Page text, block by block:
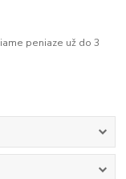
peniaze už do 3